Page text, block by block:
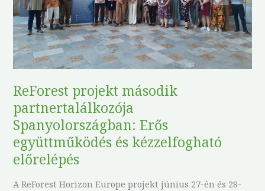
ReForest projekt második
partnertalálkozója
Spanyolországban: Erős
együttműködés és kézzelfogható
előrelépés
A ReForest Horizon Europe projekt június 27-én és 28-
és
kézzelfogható
előrelépés